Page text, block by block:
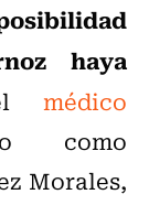
haya
médico
como
Morales,